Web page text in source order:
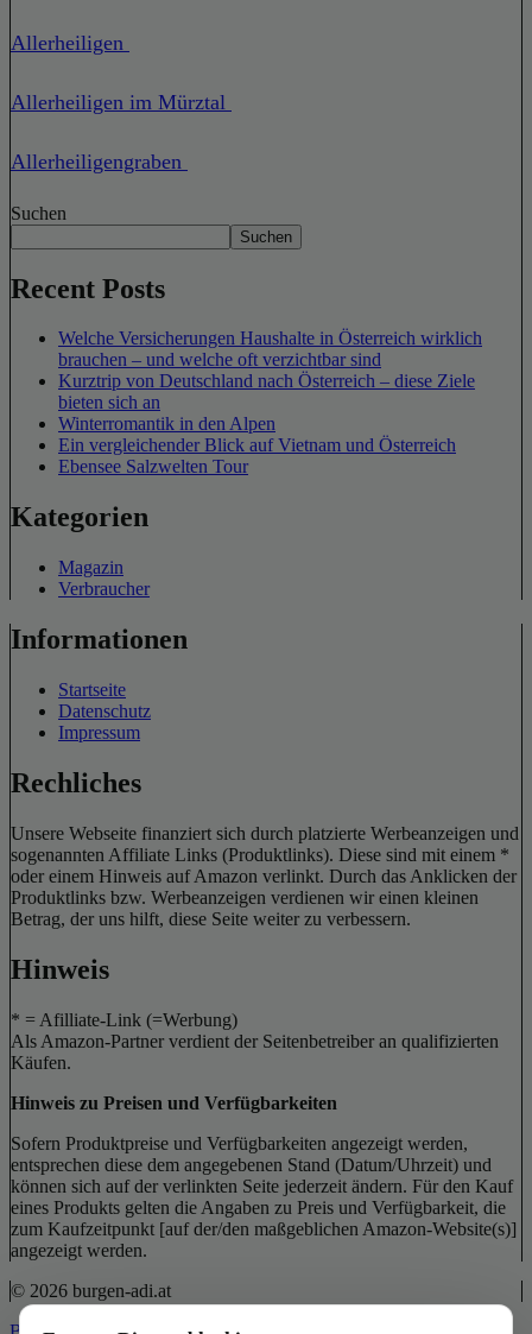
Allerheiligen
Allerheiligen im Mürztal
Allerheiligengraben
Suchen
Suchen
Recent Posts
Welche Versicherungen Haushalte in Österreich wirklich
brauchen – und welche oft verzichtbar sind
Kurztrip von Deutschland nach Österreich – diese Ziele
bieten sich an
Winterromantik in den Alpen
Ein vergleichender Blick auf Vietnam und Österreich
Ebensee Salzwelten Tour
Kategorien
Magazin
Verbraucher
Informationen
Startseite
Datenschutz
Impressum
Rechliches
Unsere Webseite finanziert sich durch platzierte Werbeanzeigen und
sogenannten Affiliate Links (Produktlinks). Diese sind mit einem *
oder einem Hinweis auf Amazon verlinkt. Durch das Anklicken der
Produktlinks bzw. Werbeanzeigen verdienen wir einen kleinen
Betrag, der uns hilft, diese Seite weiter zu verbessern.
Hinweis
* = Afilliate-Link (=Werbung)
Als Amazon-Partner verdient der Seitenbetreiber an qualifizierten
Käufen.
Hinweis zu Preisen und Verfügbarkeiten
Sofern Produktpreise und Verfügbarkeiten angezeigt werden,
entsprechen diese dem angegebenen Stand (Datum/Uhrzeit) und
können sich auf der verlinkten Seite jederzeit ändern. Für den Kauf
eines Produkts gelten die Angaben zu Preis und Verfügbarkeit, die
zum Kaufzeitpunkt [auf der/den maßgeblichen Amazon-Website(s)]
angezeigt werden.
© 2026 burgen-adi.at